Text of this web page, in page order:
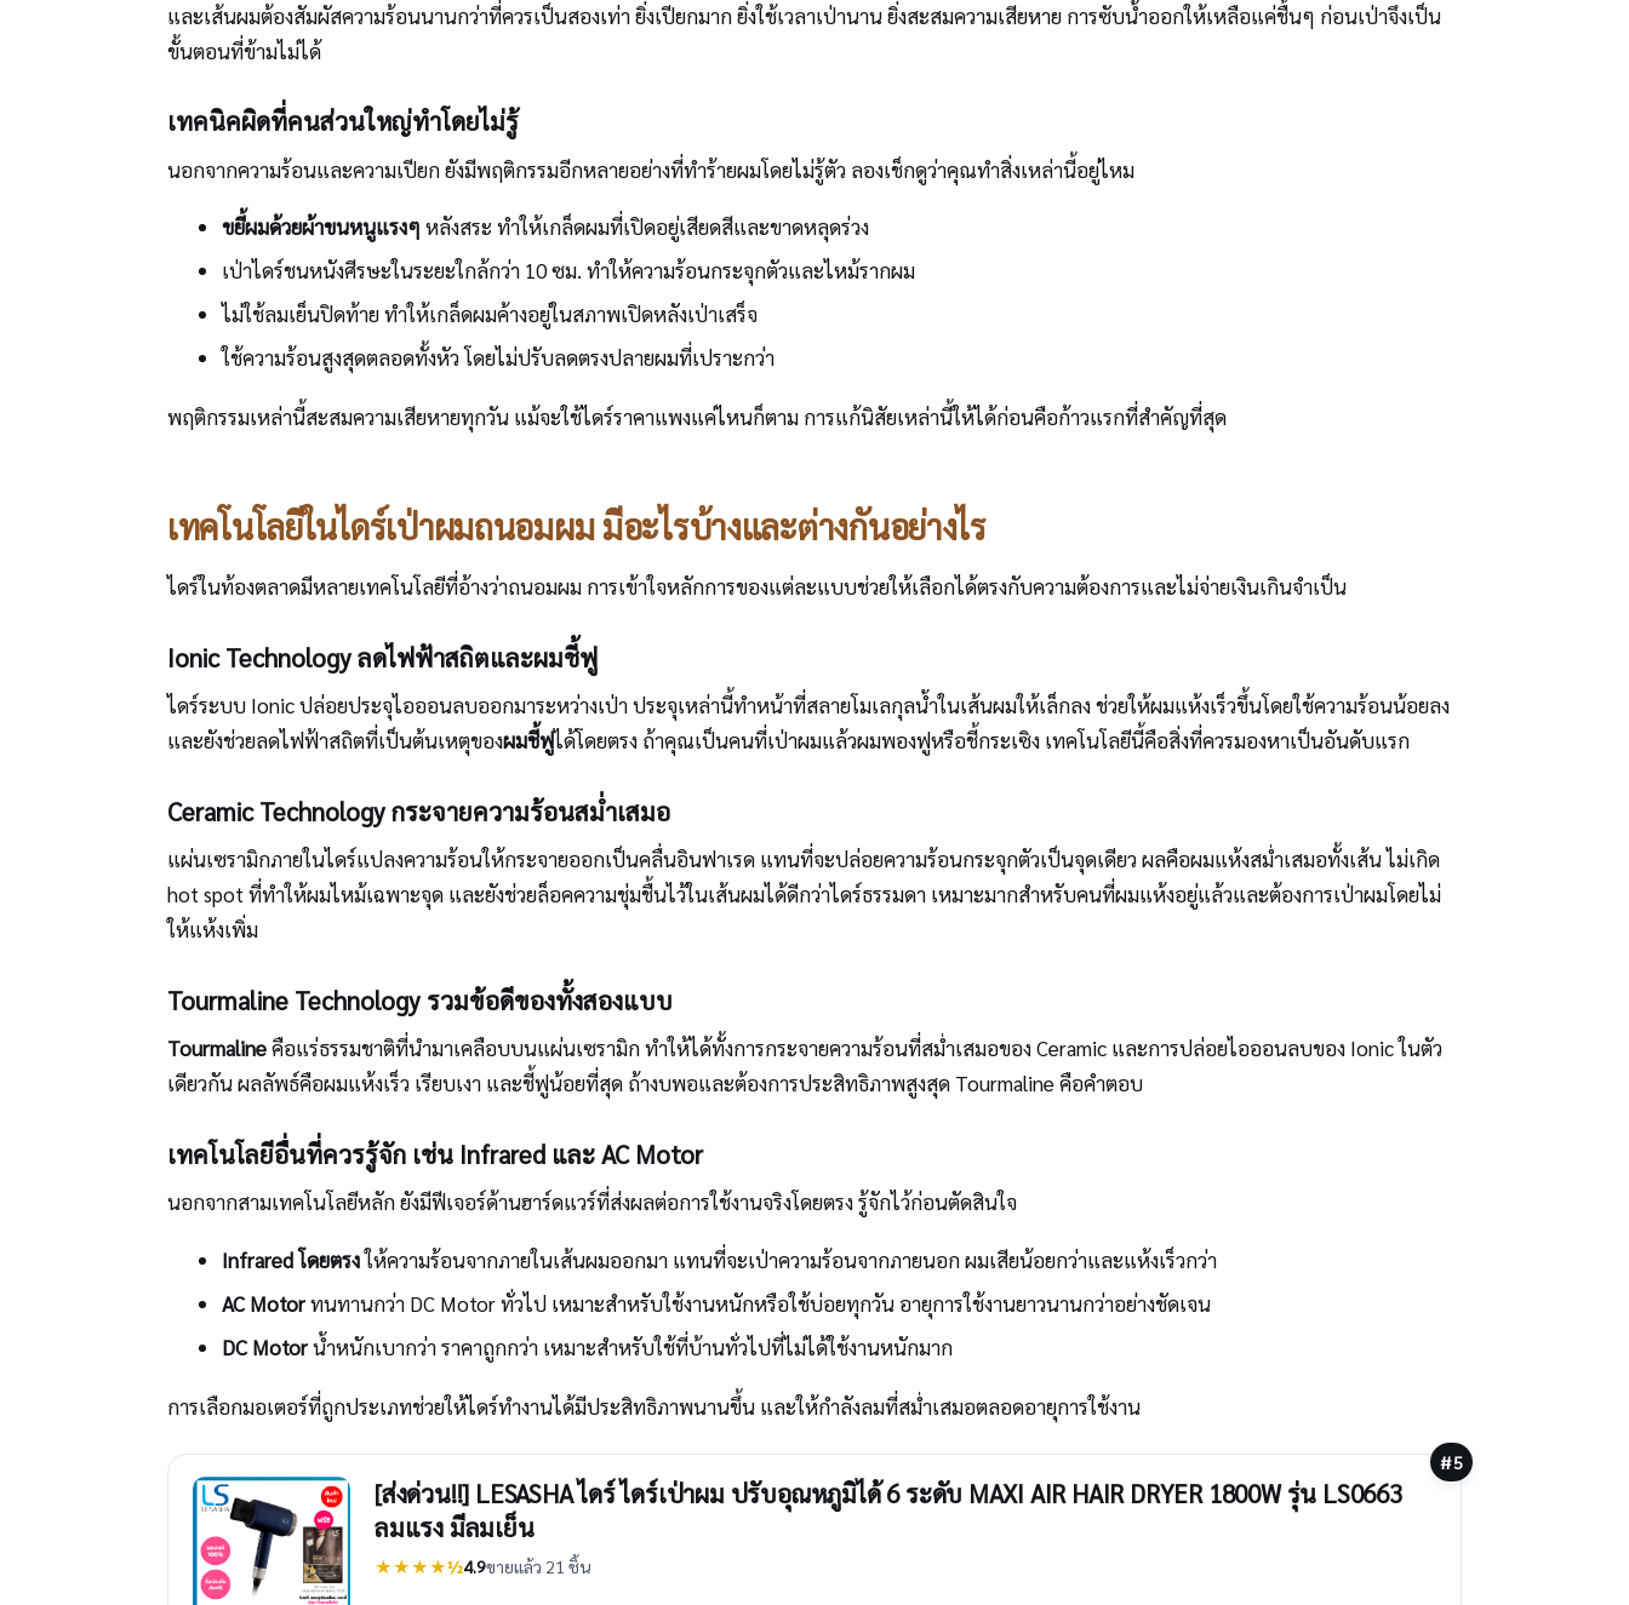
และเส้นผมต้องสัมผัสความร้อนนานกว่าที่ควรเป็นสองเท่า ยิ่งเปียกมาก ยิ่งใช้เวลาเป่านาน ยิ่งสะสมความเสียหาย การซับน้ำออกให้เหลือแค่ชื้นๆ ก่อนเป่าจึงเป็น
ขั้นตอนที่ข้ามไม่ได้
เทคนิคผิดที่คนส่วนใหญ่ทำโดยไม่รู้
นอกจากความร้อนและความเปียก ยังมีพฤติกรรมอีกหลายอย่างที่ทำร้ายผมโดยไม่รู้ตัว ลองเช็กดูว่าคุณทำสิ่งเหล่านี้อยู่ไหม
ขยี้ผมด้วยผ้าขนหนูแรงๆ หลังสระ ทำให้เกล็ดผมที่เปิดอยู่เสียดสีและขาดหลุดร่วง
เป่าไดร์ชนหนังศีรษะในระยะใกล้กว่า 10 ซม. ทำให้ความร้อนกระจุกตัวและไหม้รากผม
ไม่ใช้ลมเย็นปิดท้าย ทำให้เกล็ดผมค้างอยู่ในสภาพเปิดหลังเป่าเสร็จ
ใช้ความร้อนสูงสุดตลอดทั้งหัว โดยไม่ปรับลดตรงปลายผมที่เปราะกว่า
พฤติกรรมเหล่านี้สะสมความเสียหายทุกวัน แม้จะใช้ไดร์ราคาแพงแค่ไหนก็ตาม การแก้นิสัยเหล่านี้ให้ได้ก่อนคือก้าวแรกที่สำคัญที่สุด
เทคโนโลยีในไดร์เป่าผมถนอมผม มีอะไรบ้างและต่างกันอย่างไร
ไดร์ในท้องตลาดมีหลายเทคโนโลยีที่อ้างว่าถนอมผม การเข้าใจหลักการของแต่ละแบบช่วยให้เลือกได้ตรงกับความต้องการและไม่จ่ายเงินเกินจำเป็น
Ionic Technology ลดไฟฟ้าสถิตและผมชี้ฟู
ไดร์ระบบ Ionic ปล่อยประจุไอออนลบออกมาระหว่างเป่า ประจุเหล่านี้ทำหน้าที่สลายโมเลกุลน้ำในเส้นผมให้เล็กลง ช่วยให้ผมแห้งเร็วขึ้นโดยใช้ความร้อนน้อยลง
และยังช่วยลดไฟฟ้าสถิตที่เป็นต้นเหตุของผมชี้ฟูได้โดยตรง ถ้าคุณเป็นคนที่เป่าผมแล้วผมพองฟูหรือชี้กระเซิง เทคโนโลยีนี้คือสิ่งที่ควรมองหาเป็นอันดับแรก
Ceramic Technology กระจายความร้อนสม่ำเสมอ
แผ่นเซรามิกภายในไดร์แปลงความร้อนให้กระจายออกเป็นคลื่นอินฟาเรด แทนที่จะปล่อยความร้อนกระจุกตัวเป็นจุดเดียว ผลคือผมแห้งสม่ำเสมอทั้งเส้น ไม่เกิด
hot spot ที่ทำให้ผมไหม้เฉพาะจุด และยังช่วยล็อคความชุ่มชื้นไว้ในเส้นผมได้ดีกว่าไดร์ธรรมดา เหมาะมากสำหรับคนที่ผมแห้งอยู่แล้วและต้องการเป่าผมโดยไม่
ให้แห้งเพิ่ม
Tourmaline Technology รวมข้อดีของทั้งสองแบบ
Tourmalineคือแร่ธรรมชาติที่นำมาเคลือบบนแผ่นเซรามิก ทำให้ได้ทั้งการกระจายความร้อนที่สม่ำเสมอของ Ceramic และการปล่อยไอออนลบของ Ionic ในตัว
เดียวกัน ผลลัพธ์คือผมแห้งเร็ว เรียบเงา และชี้ฟูน้อยที่สุด ถ้างบพอและต้องการประสิทธิภาพสูงสุด Tourmaline คือคำตอบ
เทคโนโลยีอื่นที่ควรรู้จัก เช่น Infrared และ AC Motor
นอกจากสามเทคโนโลยีหลัก ยังมีฟีเจอร์ด้านฮาร์ดแวร์ที่ส่งผลต่อการใช้งานจริงโดยตรง รู้จักไว้ก่อนตัดสินใจ
Infrared โดยตรงให้ความร้อนจากภายในเส้นผมออกมา แทนที่จะเป่าความร้อนจากภายนอก ผมเสียน้อยกว่าและแห้งเร็วกว่า
AC Motorทนทานกว่า DC Motor ทั่วไป เหมาะสำหรับใช้งานหนักหรือใช้บ่อยทุกวัน อายุการใช้งานยาวนานกว่าอย่างชัดเจน
DC Motorน้ำหนักเบากว่า ราคาถูกกว่า เหมาะสำหรับใช้ที่บ้านทั่วไปที่ไม่ได้ใช้งานหนักมาก
การเลือกมอเตอร์ที่ถูกประเภทช่วยให้ไดร์ทำงานได้มีประสิทธิภาพนานขึ้น และให้กำลังลมที่สม่ำเสมอตลอดอายุการใช้งาน
#5
[ส่งด่วน!!] LESASHA ไดร์ ไดร์เป่าผม ปรับอุณหภูมิได้ 6 ระดับ MAXI AIR HAIR DRYER 1800W รุ่น LS0663
ลมแรง มีลมเย็น
★★★★½4.9ขายแล้ว 21 ชิ้น